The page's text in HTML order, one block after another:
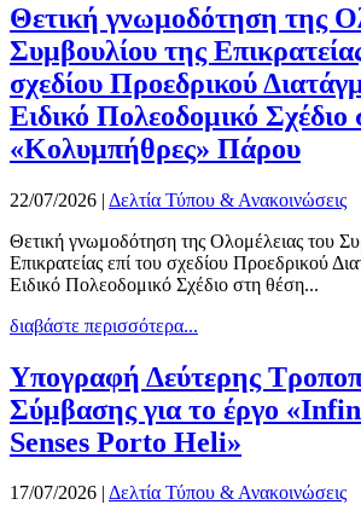
Θετική γνωμοδότηση της
Συμβουλίου της
σχεδίου Προεδρικού
Ειδικό Πολεοδομικό Σχέδιο
«Κολυμπήθρες» Πάρου
22/07/2026 | Δελτία Τύπου & Ανακοινώσεις
Θετική γνωμοδότηση της Ολομέλειας του
Επικρατείας επί του σχεδίου Προεδρικού
Ειδικό Πολεοδομικό Σχέδιο στη θέση...
διαβάστε περισσότερα...
Υπογραφή Δεύτερης
Σύμβασης για το έργο
Senses Porto Heli»
17/07/2026 | Δελτία Τύπου & Ανακοινώσεις